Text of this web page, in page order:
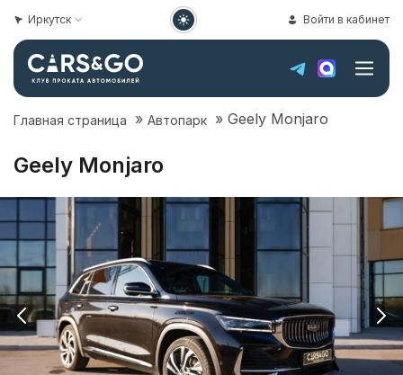
Иркутск Войти в кабинет
Главная страница » Автопарк » Geely Monjaro
Geely Monjaro